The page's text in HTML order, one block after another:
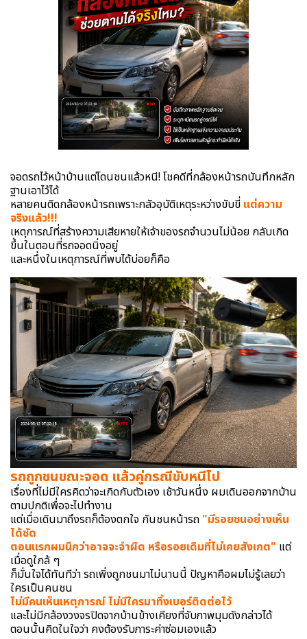
จอดรถไว้หน้าบ้านแต่โดนชนแล้วหนี! โชคดีที่กล้องหน้ารถบันทึกหลัก
ฐานเอาไว้ได้
หลายคนติดกล้องหน้ารถเพราะกลัวอุบัติเหตุระหว่างขับขี่ แต่ความ
จริงแล้ว!!!
เหตุการณ์ที่สร้างความเสียหายให้เจ้าของรถจำนวนไม่น้อย กลับเกิด
ขึ้นในตอนที่รถจอดนิ่งอยู่
และหนึ่งในเหตุการณ์ที่พบได้บ่อยก็คือ
รถถูกชนขณะจอด แล้วคู่กรณีขับหนีไป
เรื่องที่ไม่มีใครคิดว่าจะเกิดกับตัวเอง เช้าวันหนึ่ง ผมเดินออกจากบ้าน
ตามปกติเพื่อจะไปทำงาน
แต่เมื่อเดินมาถึงรถก็ต้องตกใจ กันชนหน้ารถ "มีรอยชนอย่างเห็น
ได้ชัด
ตอนแรกผมนึกว่าอาจจะจำผิด หรือรอยเดิมที่ไม่เคยสังเกต" แต่
เมื่อดูใกล้ ๆ
ก็มั่นใจได้ทันทีว่า รถเพิ่งถูกชนมาไม่นานนี้ ปัญหาคือผมไม่รู้เลยว่า
ใครเป็นคนชน
ไม่มีคนเห็นเหตุการณ์ ไม่มีใครมาทิ้งเบอร์ติดต่อไว้
และไม่มีกล้องวงจรปิดจากบ้านข้างเคียงที่จับภาพมุมดังกล่าวได้
ตอนนั้นคิดในใจว่า คงต้องรับภาระค่าซ่อมเองแล้ว